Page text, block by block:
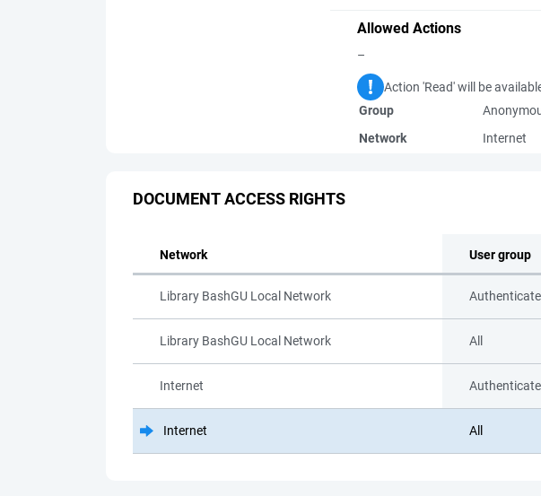
Allowed Actions
–
Action 'Read' will be
Group
Network
Internet
DOCUMENT ACCESS RIGHTS
Network User group
Library BashGU Local Network
Library BashGU Local Network All
Internet
Internet All